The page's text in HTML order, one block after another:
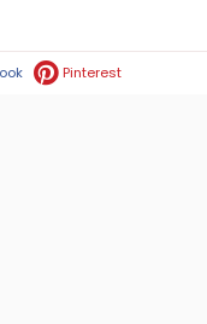
Pinterest